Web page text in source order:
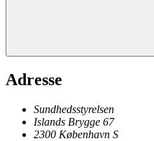
Adresse
Sundhedsstyrelsen
Islands Brygge 67
2300 København S